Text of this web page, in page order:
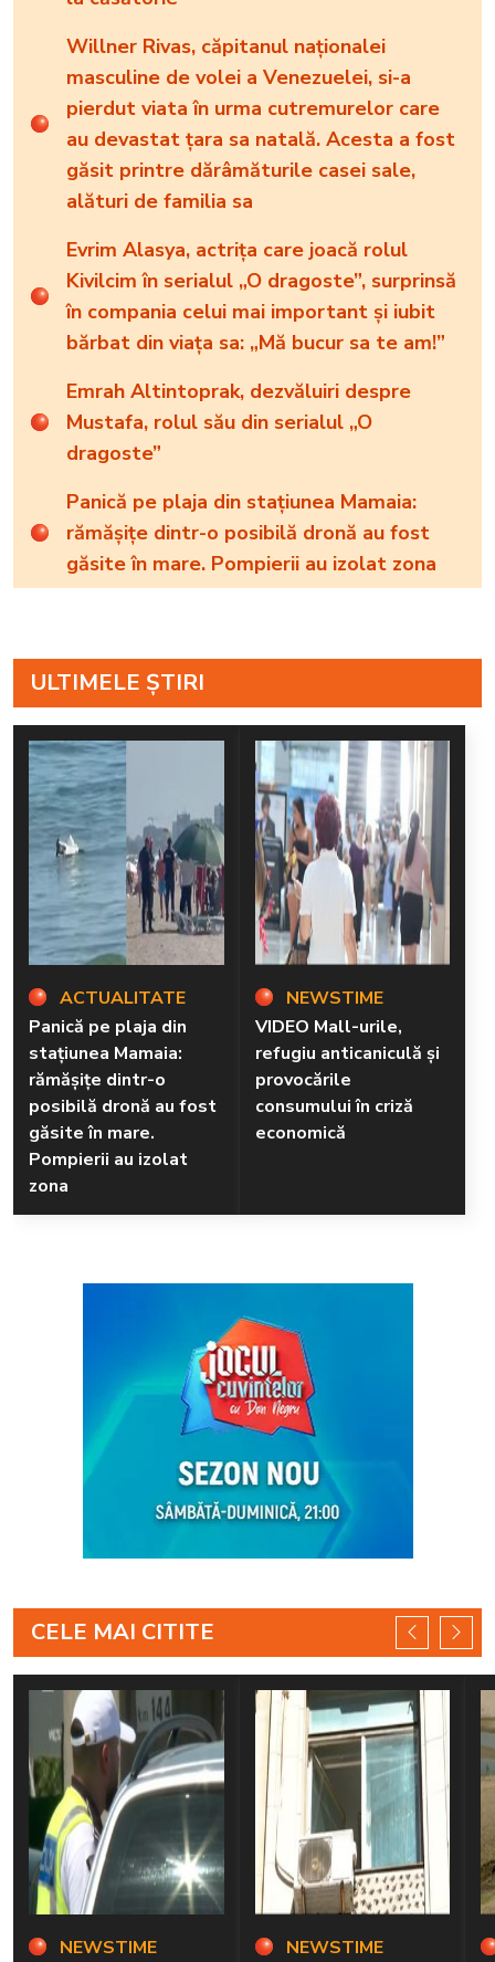
Willner Rivas, căpitanul naționalei
masculine de volei a Venezuelei, si-a
pierdut viata în urma cutremurelor care
au devastat țara sa natală. Acesta a fost
găsit printre dărâmăturile casei sale,
alături de familia sa
Evrim Alasya, actrița care joacă rolul
Kivilcim în serialul „O dragoste”, surprinsă
în compania celui mai important și iubit
bărbat din viața sa: „Mă bucur sa te am!”
Emrah Altintoprak, dezvăluiri despre
Mustafa, rolul său din serialul „O
dragoste”
Panică pe plaja din stațiunea Mamaia:
rămăşiţe dintr-o posibilă dronă au fost
găsite în mare. Pompierii au izolat zona
ULTIMELE ȘTIRI
ACTUALITATE
Panică pe plaja din
stațiunea Mamaia:
rămăşiţe dintr-o
posibilă dronă au fost
găsite în mare.
Pompierii au izolat
zona
NEWSTIME
VIDEO Mall-urile,
refugiu anticaniculă și
provocările
consumului în criză
economică
CELE MAI CITITE
NEWSTIME
NEWSTIME